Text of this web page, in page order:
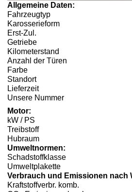
Allgemeine Daten:
Fahrzeugtyp
Karosserieform
Erst-Zul.
Getriebe
Kilometerstand
Anzahl der Türen
Farbe
Standort
Lieferzeit
Unsere Nummer
Motor:
kW / PS
Treibstoff
Hubraum
Umweltnormen:
Schadstoffklasse
Umweltplakette
Verbrauch und Emissionen nach
Kraftstoffverbr. komb.